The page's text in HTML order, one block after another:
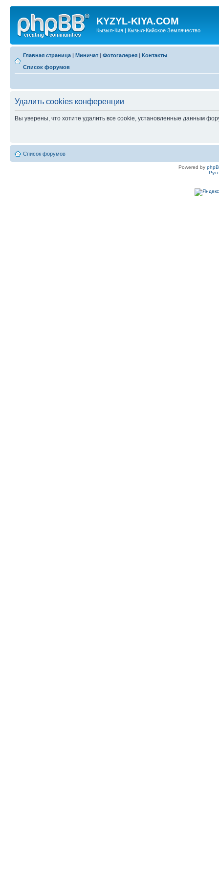
KYZYL-KIYA.COM
Кызыл-Кия | Кызыл-Кийское Землячество
Главная страница | Миничат | Фотогалерея | Контакты
Список форумов
Удалить cookies конференции
Вы уверены, что хотите удалить все cookie, установленные данным
Список форумов
Powered by